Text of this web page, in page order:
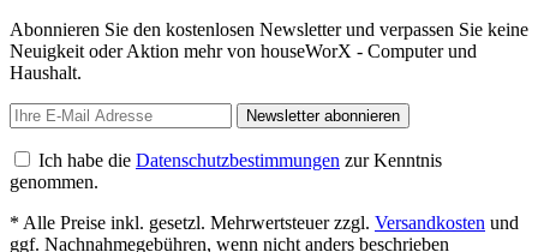
Abonnieren Sie den kostenlosen Newsletter und verpassen Sie keine
Neuigkeit oder Aktion mehr von houseWorX - Computer und
Haushalt.
Newsletter abonnieren
Ich habe die Datenschutzbestimmungen zur Kenntnis
genommen.
* Alle Preise inkl. gesetzl. Mehrwertsteuer zzgl. Versandkosten und
ggf. Nachnahmegebühren, wenn nicht anders beschrieben